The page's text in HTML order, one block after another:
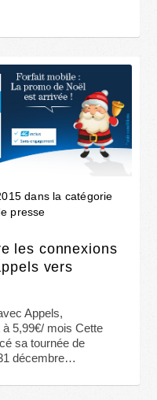
dans la catégorie
presse
les connexions
vers
Appels,
5,99€/ mois Cette
sa tournée de
décembre…